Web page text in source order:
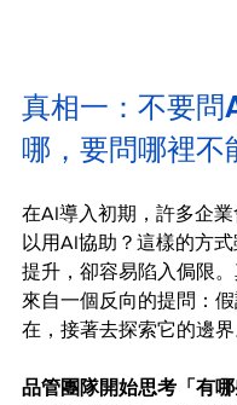
真相一：不要問
哪，要問哪裡不
在AI導入初期，許多企
以用AI協助？這樣的方
提升，卻容易陷入侷限。
來自一個反向的提問：
在，接著去探索它的邊界
品管團隊開始思考「有